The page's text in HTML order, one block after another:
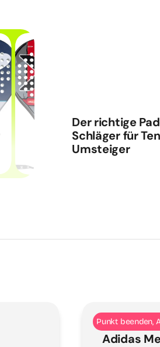
Der richtige
Schläger für
Umsteiger
Punkt beenden,
Adidas